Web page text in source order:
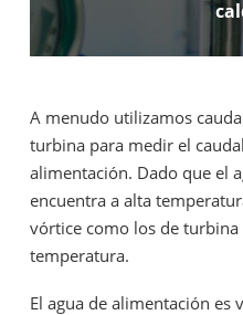
A menudo utilizamos
turbina para medir el
alimentación. Dado que el
encuentra a alta
vórtice como los de
temperatura.
El agua de alimentación